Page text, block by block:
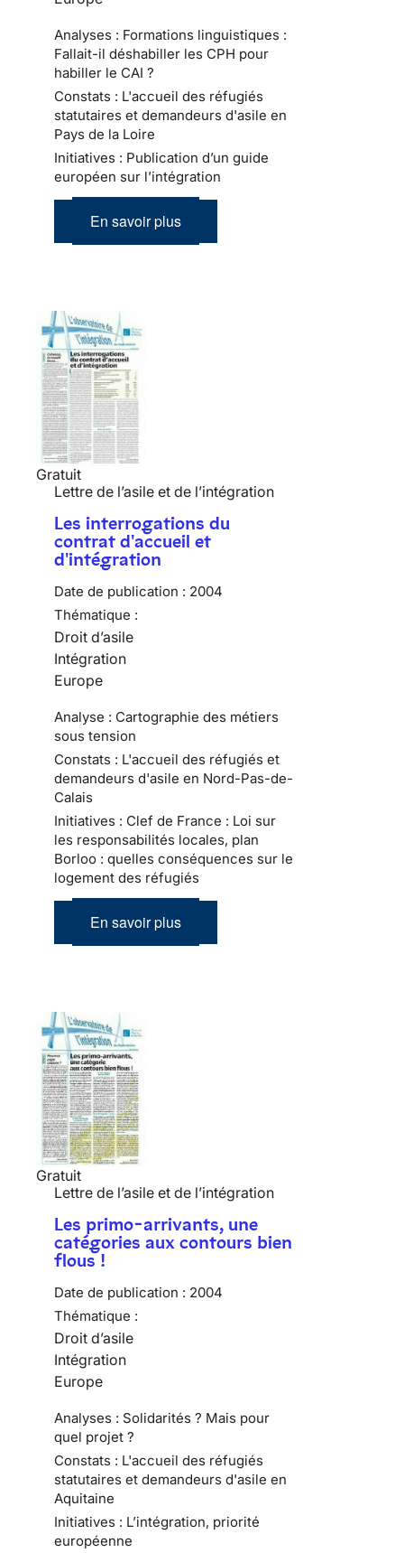
Analyses : Formations linguistiques :
Fallait-il déshabiller les CPH pour
habiller le CAI ?
Constats : L'accueil des réfugiés
statutaires et demandeurs d'asile en
Pays de la Loire
Initiatives : Publication d’un guide
européen sur l’intégration
En savoir plus
Gratuit
Lettre de l’asile et de l’intégration
Les interrogations du
contrat d'accueil et
d'intégration
Date de publication : 2004
Thématique :
Droit d’asile
Intégration
Europe
Analyse : Cartographie des métiers
sous tension
Constats : L'accueil des réfugiés et
demandeurs d'asile en Nord-Pas-de-
Calais
Initiatives : Clef de France : Loi sur
les responsabilités locales, plan
Borloo : quelles conséquences sur le
logement des réfugiés
En savoir plus
Gratuit
Lettre de l’asile et de l’intégration
Les primo-arrivants, une
catégories aux contours bien
flous !
Date de publication : 2004
Thématique :
Droit d’asile
Intégration
Europe
Analyses : Solidarités ? Mais pour
quel projet ?
Constats : L'accueil des réfugiés
statutaires et demandeurs d'asile en
Aquitaine
Initiatives : L’intégration, priorité
européenne